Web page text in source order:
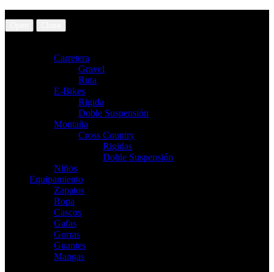
Carretera
Gravel
Ruta
E-Bikes
Rigida
Doble Suspensión
Montaña
Cross Country
Rigidas
Doble Suspensión
Niños
Equipamiento
Zapatos
Ropa
Cascos
Gafas
Gorras
Guantes
Mangas